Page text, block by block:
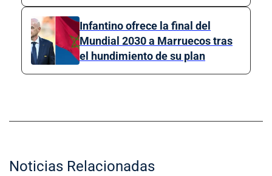
Infantino ofrece la final del
Mundial 2030 a Marruecos tras
el hundimiento de su plan
Noticias Relacionadas